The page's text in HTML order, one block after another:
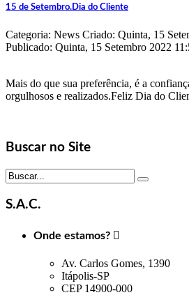
15 de Setembro.Dia do Cliente
Categoria: News Criado: Quinta, 15
Publicado: Quinta, 15 Setembro 2022
Mais do que sua preferência, é a
orgulhosos e realizados.Feliz Dia do
Buscar no Site
S.A.C.
Onde estamos?
Av. Carlos Gomes, 1390
Itápolis-SP
CEP 14900-000